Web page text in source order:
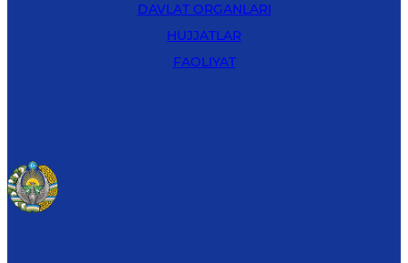
DAVLAT ORGANLARI
HUJJATLAR
FAOLIYAT